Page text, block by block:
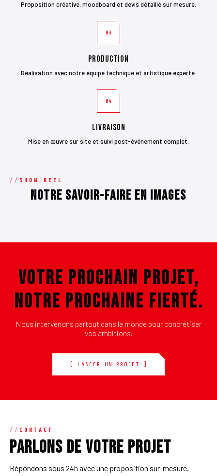
Proposition créative, moodboard et devis détaillé sur mesure.
03
Production
Réalisation avec notre équipe technique et artistique experte.
04
Livraison
Mise en œuvre sur site et suivi post-événement complet.
SHOW REEL
Notre savoir-faire en images
VOTRE PROCHAIN PROJET,
NOTRE PROCHAINE FIERTÉ.
Nous intervenons partout dans le monde pour concrétiser
vos ambitions.
[ LANCER UN PROJET ]
CONTACT
Parlons de votre projet
Répondons sous 24h avec une proposition sur-mesure.